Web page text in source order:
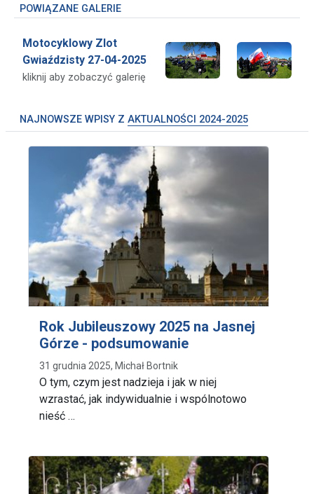
POWIĄZANE GALERIE
Motocyklowy Zlot
Gwiaździsty 27-04-2025
kliknij aby zobaczyć galerię
NAJNOWSZE WPISY Z AKTUALNOŚCI 2024-2025
Rok Jubileuszowy 2025 na Jasnej
Górze - podsumowanie
31 grudnia 2025, Michał Bortnik
O tym, czym jest nadzieja i jak w niej
wzrastać, jak indywidualnie i wspólnotowo
nieść …